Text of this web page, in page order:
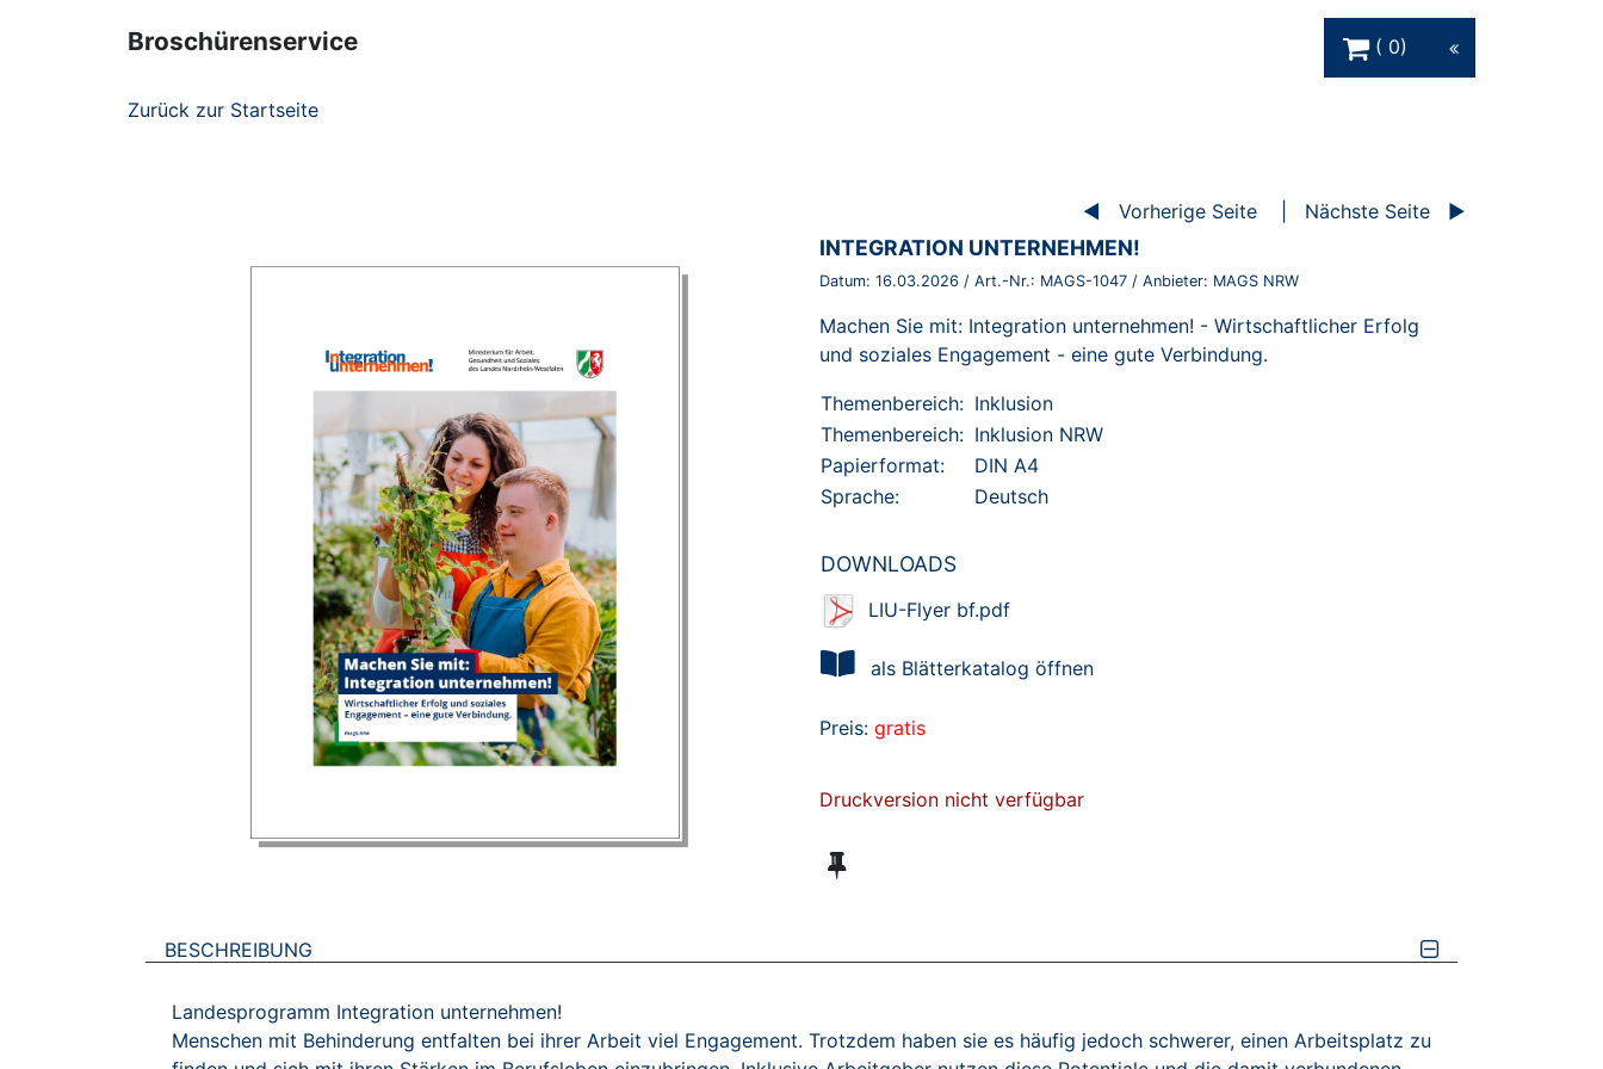
Broschürenservice
0
Zurück zur Startseite
Vorherige Seite Nächste Seite
BROSCHÜRE:
INTEGRATION UNTERNEHMEN!
Datum: 16.03.2026 / Art.-Nr.: MAGS-1047 / Anbieter: MAGS NRW
Machen Sie mit: Integration unternehmen! - Wirtschaftlicher Erfolg
und soziales Engagement - eine gute Verbindung.
Themenbereich: Inklusion
Themenbereich: Inklusion NRW
Papierformat:
DIN A4
Sprache:
Deutsch
DOWNLOADS
LIU-Flyer bf.pdf
als Blätterkatalog öffnen
Preis: gratis
Druckversion nicht verfügbar
BESCHREIBUNG
Landesprogramm Integration unternehmen!
Menschen mit Behinderung entfalten bei ihrer Arbeit viel Engagement. Trotzdem haben sie es häufig jedoch schwerer, einen Arbeitsplatz zu